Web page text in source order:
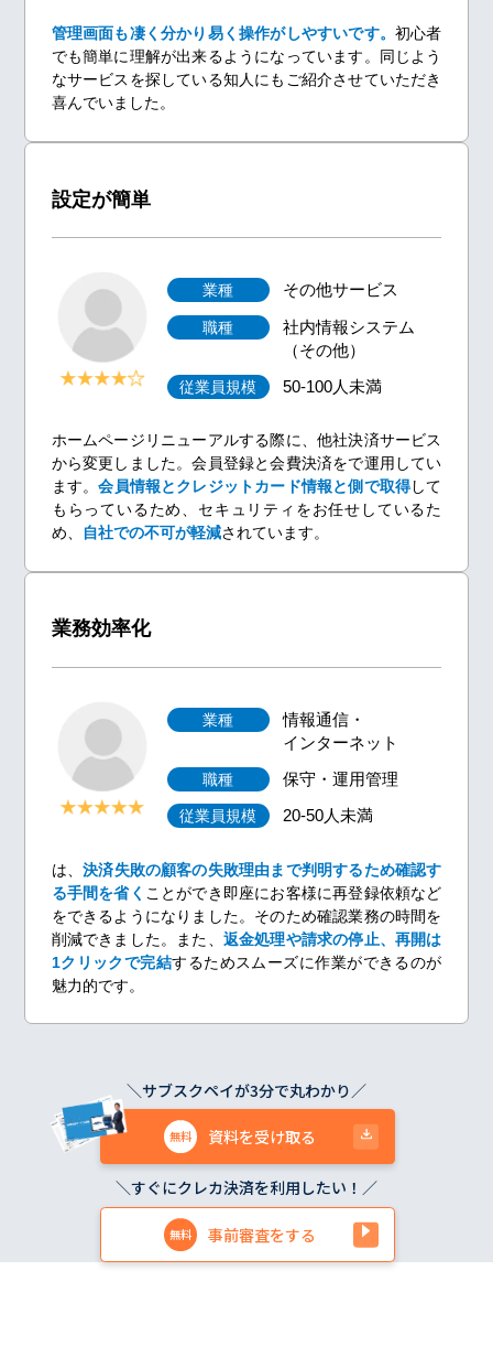
管理画面も凄く分かり易く操作がしやすいです。 初心者
でも簡単に理解が出来るようになっています。同じよう
なサービスを探している知人にもご紹介させていただき
喜んでいました。
設定が簡単
業種 その他サービス
職種
社内情報システム
（その他）
従業員規模 50-100人未満
ホームページリニューアルする際に、他社決済サービス
から変更しました。会員登録と会費決済をで運用してい
ます。会員情報とクレジットカード情報と側で取得して
もらっているため、セキュリティをお任せしているた
め、
自社での不可が軽減されています。
業務効率化
業種
情報通信・
インターネット
職種 保守・運用管理
従業員規模 20-50人未満
は、決済失敗の顧客の失敗理由まで判明するため確認す
る手間を省く ことができ即座にお客様に再登録依頼など
をできるようになりました。そのため確認業務の時間を
削減できました。また、 返金処理や請求の停止、再開は
1クリックで完結するためスムーズに作業ができるのが
魅力的です。
＼サブスクペイが3分で丸わかり／
資料を受け取る
＼すぐにクレカ決済を利用したい！／
事前審査をする